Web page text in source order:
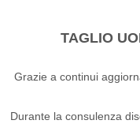
TAGLIO
Grazie a continui
Durante la consulenza